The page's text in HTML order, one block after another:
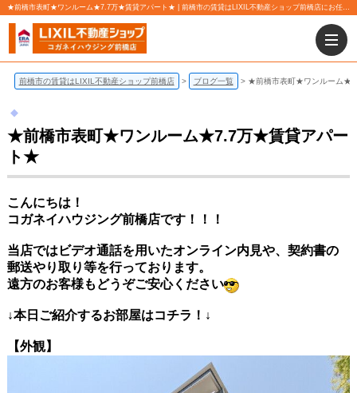
★前橋市表町★ワンルーム★7.7万★賃貸アパート★ | 前橋市の賃貸はLIXIL不動産ショップ前橋店にお任せ下さい！
前橋市の賃貸はLIXIL不動産ショップ前橋店 ブログ一覧 ★前橋市表町★ワンルーム
★前橋市表町★ワンルーム★7.7万★賃貸アパー
ト★
こんにちは！
コガネイハウジング前橋店です！！！
当店ではビデオ通話を用いたオンライン内見や、契約書の
郵送やり取り等を行っております。
遠方のお客様もどうぞご安心ください
↓本日ご紹介するお部屋はコチラ！↓
【外観】